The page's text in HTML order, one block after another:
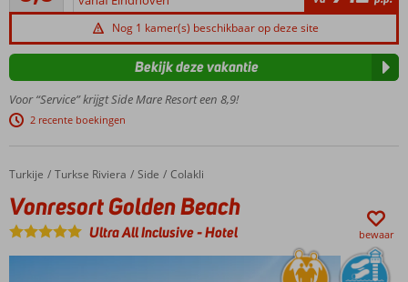
en
vlakbij
5
supersnelle
golfslagbad,
splash park
kleintjes en
meer
beoordelingen
Nog 1 kamer(s) beschikbaar op deze site
Voor “Service” krijgt Side Mare Resort een 8,9!
2 recente boekingen
Bekijk deze vakantie
Home
Turkije Turkse Riviera Side Colakli
Vonresort Golden Beach
Vonresort Golden Beach
Ultra All Inclusive-Hotel bewaar